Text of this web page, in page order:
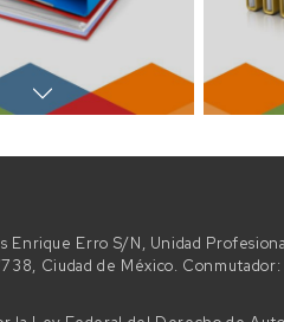
Enrique Erro S/N, Unidad
Ciudad de México.